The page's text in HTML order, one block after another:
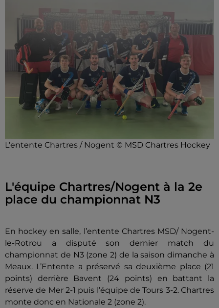
L’entente Chartres / Nogent © MSD Chartres Hockey
L'équipe Chartres/Nogent à la 2e
place du championnat N3
En hockey en salle, l’entente Chartres MSD/ Nogent-
le-Rotrou a disputé son dernier match du
championnat de N3 (zone 2) de la saison dimanche à
Meaux. L’Entente a préservé sa deuxième place (21
points) derrière Bavent (24 points) en battant la
réserve de Mer 2-1 puis l’équipe de Tours 3-2. Chartres
monte donc en Nationale 2 (zone 2).